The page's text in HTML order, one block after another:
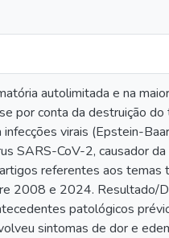
autolimitada e na
por conta da destruição
virais (Epstein-
SARS-CoV-2, causador
referentes aos temas
2008 e 2024. Resultado/
patológicos
sintomas de dor e